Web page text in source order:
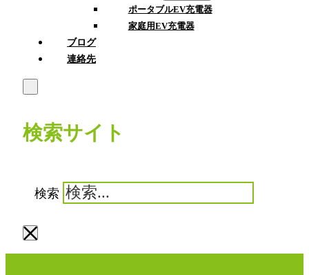
ポータブルEV充電器
家庭用EV充電器
ブログ
連絡先
検索サイト
検索
×